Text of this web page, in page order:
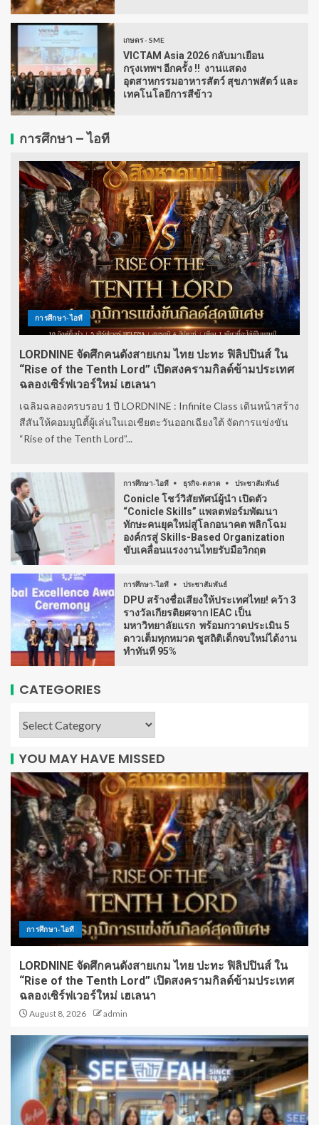
เกษตร - SME
VICTAM Asia 2026 กลับมาเยือน
กรุงเทพฯ อีกครั้ง !! งานแสดง
อุตสาหกรรมอาหารสัตว์ สุขภาพสัตว์ และ
เทคโนโลยีการสีข้าว
การศึกษา – ไอที
การศึกษา-ไอที
LORDNINE จัดศึกคนดังสายเกม ไทย ปะทะ ฟิลิปปินส์ ใน
“Rise of the Tenth Lord” เปิดสงครามกิลด์ข้ามประเทศ
ฉลองเซิร์ฟเวอร์ใหม่ เฮเลนา
เฉลิมฉลองครบรอบ 1 ปี LORDNINE : Infinite Class เดินหน้าสร้าง
สีสันให้คอมมูนิตี้ผู้เล่นในเอเชียตะวันออกเฉียงใต้ จัดการแข่งขัน
“Rise of the Tenth Lord”...
การศึกษา-ไอที ธุรกิจ-ตลาด ประชาสัมพันธ์
Conicle โชว์วิสัยทัศน์ผู้นำ เปิดตัว
“Conicle Skills” แพลตฟอร์มพัฒนา
ทักษะคนยุคใหม่สู่โลกอนาคต พลิกโฉม
องค์กรสู่ Skills-Based Organization
ขับเคลื่อนแรงงานไทยรับมือวิกฤต
การศึกษา-ไอที ประชาสัมพันธ์
DPU สร้างชื่อเสียงให้ประเทศไทย! คว้า 3
รางวัลเกียรติยศจาก IEAC เป็น
มหาวิทยาลัยแรก พร้อมกวาดประเมิน 5
ดาวเต็มทุกหมวด ชูสถิติเด็กจบใหม่ได้งาน
ทำทันที 95%
CATEGORIES
YOU MAY HAVE MISSED
การศึกษา-ไอที
LORDNINE จัดศึกคนดังสายเกม ไทย ปะทะ ฟิลิปปินส์ ใน
“Rise of the Tenth Lord” เปิดสงครามกิลด์ข้ามประเทศ
ฉลองเซิร์ฟเวอร์ใหม่ เฮเลนา
August 8, 2026 admin